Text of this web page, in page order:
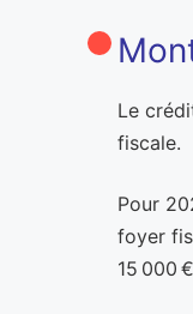
Le
fiscale.
Pour
foyer
15 000